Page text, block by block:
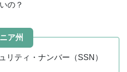
の？
ア州
リティ・ナンバー（SSN）